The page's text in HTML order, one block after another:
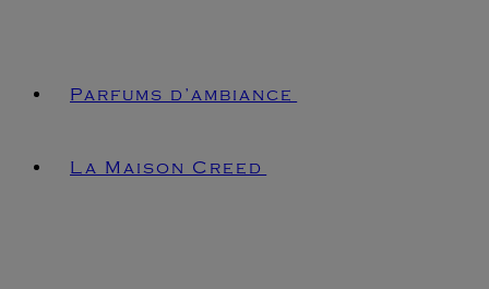
Parfums d’ambiance
La Maison Creed